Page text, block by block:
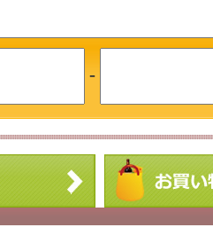
-